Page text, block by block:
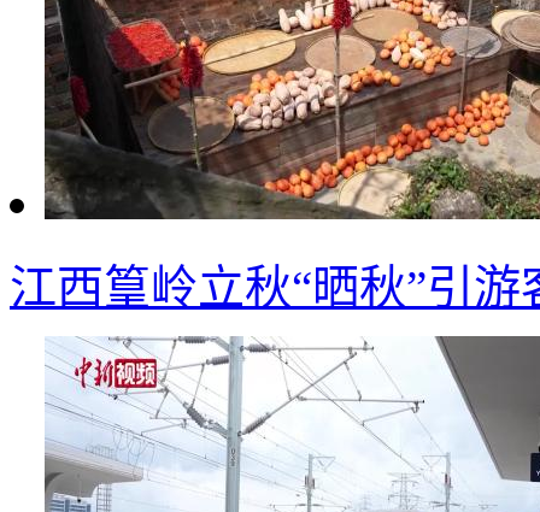
江西篁岭立秋“晒秋”引游